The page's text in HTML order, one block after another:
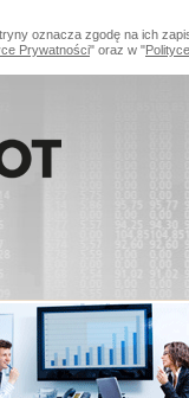
oznacza zgodę na ich
Prywatności" oraz w "